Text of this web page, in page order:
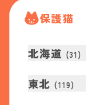
保護猫
北海道 (31 )
東北 (119)